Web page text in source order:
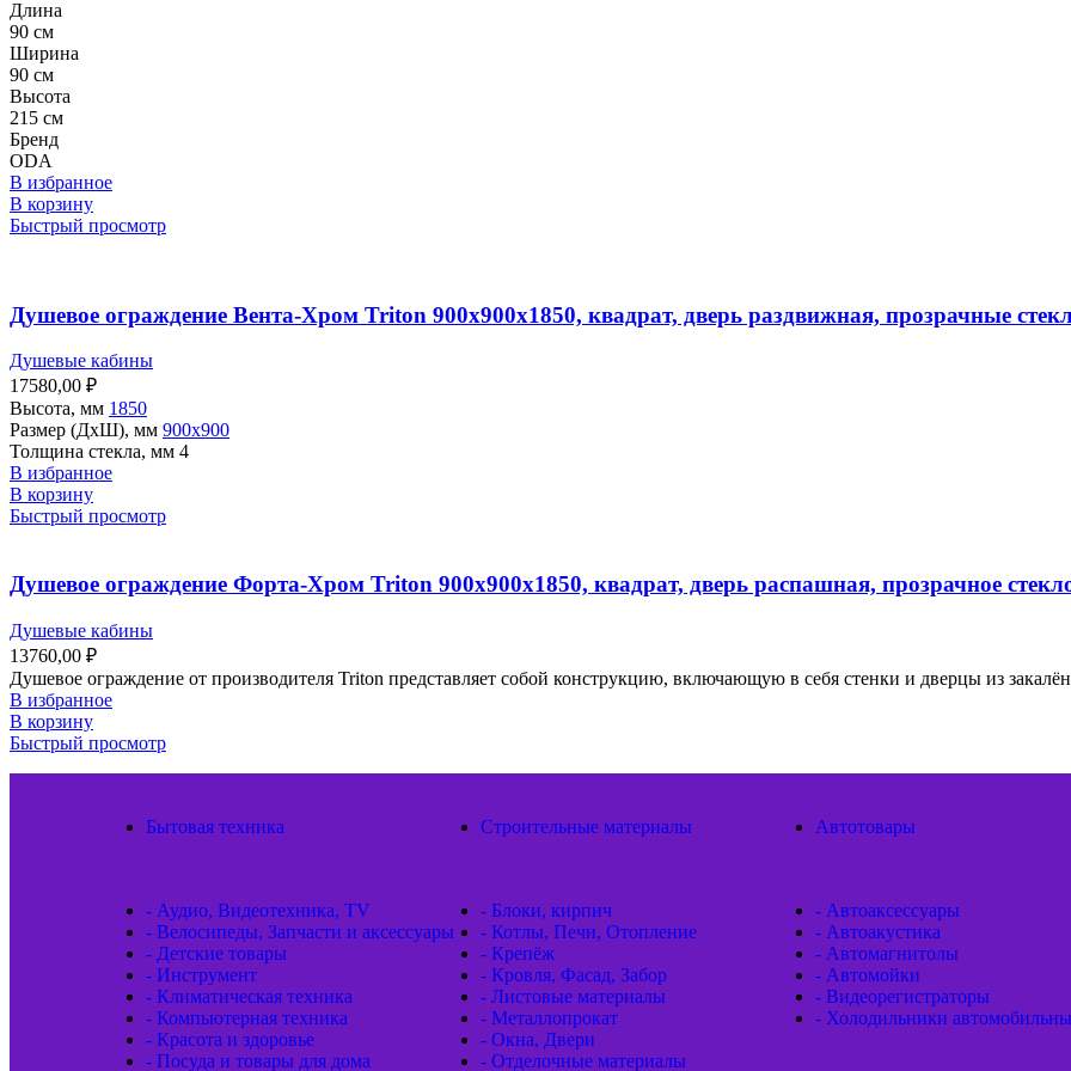
Длина
90 см
Ширина
90 см
Высота
215 см
Бренд
ODA
В избранное
В корзину
Быстрый просмотр
Душевое ограждение Вента-Хром Triton 900х900х1850, квадрат, дверь раздвижная, прозрачные
Душевые кабины
17580,00 ₽
Высота, мм 1850
Размер (ДхШ), мм 900х900
Толщина стекла, мм 4
В избранное
В корзину
Быстрый просмотр
Душевое ограждение Форта-Хром Triton 900х900х1850, квадрат, дверь распашная, прозрачное
Душевые кабины
13760,00 ₽
Душевое ограждение от производителя Triton представляет собой конструкцию, включающую в себя стенки и дверцы из
В избранное
В корзину
Быстрый просмотр
Бытовая техника
- Аудио, Видеотехника, TV
- Велосипеды, Запчасти и аксессуары
- Детские товары
- Инструмент
- Климатическая техника
- Компьютерная техника
- Красота и здоровье
- Посуда и товары для дома
Строительные материалы
- Блоки, кирпич
- Котлы, Печи, Отопление
- Крепёж
- Кровля, Фасад, Забор
- Листовые материалы
- Металлопрокат
- Окна, Двери
- Отделочные материалы
Автотовары
- Автоаксессуары
- Автоакустика
- Автомагнитолы
- Автомойки
- Видеорегистраторы
- Холодильники